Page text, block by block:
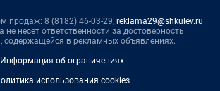
продаж: 8 (8182) 46-03-29, reklama29@shkulev.ru
не несет ответственности за достоверность
содержащейся в рекламных объявлениях.
Информация об ограничениях
использования cookies